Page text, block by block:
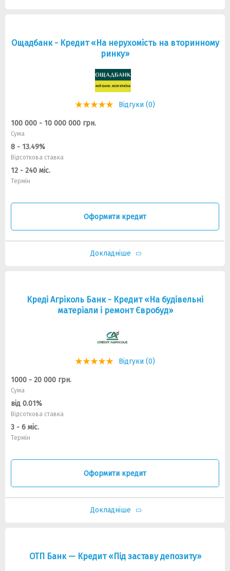
Ощадбанк - Кредит «На нерухомість на вторинному
ринку»
Відгуки (0)
100 000 - 10 000 000 грн.
Сума
8 - 13.49%
Відсоткова ставка
12 - 240 міс.
Термін
Оформити кредит
Докладніше
Креді Агріколь Банк - Кредит «На будівельні
матеріали і ремонт Євробуд»
Відгуки (0)
1000 - 20 000 грн.
Сума
від 0.01%
Відсоткова ставка
3 - 6 міс.
Термін
Оформити кредит
Докладніше
ОТП Банк — Кредит «Під заставу депозиту»